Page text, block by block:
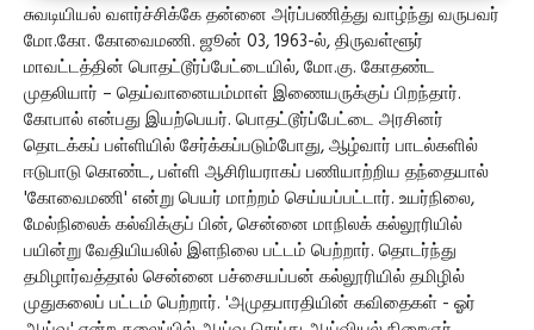
சுவடியியல் வளர்ச்சிக்கே தன்னை அர்ப்பணித்து வாழ்ந்து வருபவர்
மோ.கோ. கோவைமணி. ஜூன் 03, 1963-ல், திருவள்ளூர்
மாவட்டத்தின் பொதட்டூர்ப்பேட்டையில், மோ.கு. கோதண்ட
முதலியார் – தெய்வானையம்மாள் இணையருக்குப் பிறந்தார்.
கோபால் என்பது இயற்பெயர். பொதட்டூர்ப்பேட்டை அரசினர்
தொடக்கப் பள்ளியில் சேர்க்கப்படும்போது, ஆழ்வார் பாடல்களில்
ஈடுபாடு கொண்ட, பள்ளி ஆசிரியராகப் பணியாற்றிய தந்தையால்
'கோவைமணி' என்று பெயர் மாற்றம் செய்யப்பட்டார். உயர்நிலை,
மேல்நிலைக் கல்விக்குப் பின், சென்னை மாநிலக் கல்லூரியில்
பயின்று வேதியியலில் இளநிலை பட்டம் பெற்றார். தொடர்ந்து
தமிழார்வத்தால் சென்னை பச்சையப்பன் கல்லூரியில் தமிழில்
முதுகலைப் பட்டம் பெற்றார். 'அமுதபாரதியின் கவிதைகள் - ஓர்